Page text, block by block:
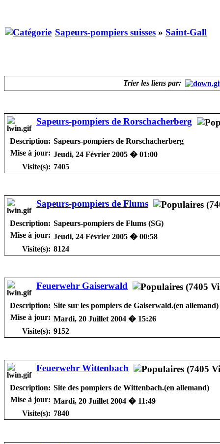
Sapeurs-pompiers suisses » Saint-Gall
Trier les liens par:
Sapeurs-pompiers de Rorschacherberg
Description: Sapeurs-pompiers de Rorschacherberg
Mise à jour: Jeudi, 24 Février 2005 � 01:00
Visite(s): 7405
Sapeurs-pompiers de Flums
Description: Sapeurs-pompiers de Flums (SG)
Mise à jour: Jeudi, 24 Février 2005 � 00:58
Visite(s): 8124
Feuerwehr Gaiserwald
Description: Site sur les pompiers de Gaiserwald.(en allemand)
Mise à jour: Mardi, 20 Juillet 2004 � 15:26
Visite(s): 9152
Feuerwehr Wittenbach
Description: Site des pompiers de Wittenbach.(en allemand)
Mise à jour: Mardi, 20 Juillet 2004 � 11:49
Visite(s): 7840